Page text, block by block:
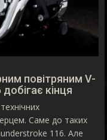
повітряним V-
кінця
Саме до таких
116. Але